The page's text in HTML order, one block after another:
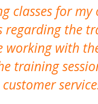
classes for
regarding the
working with
training